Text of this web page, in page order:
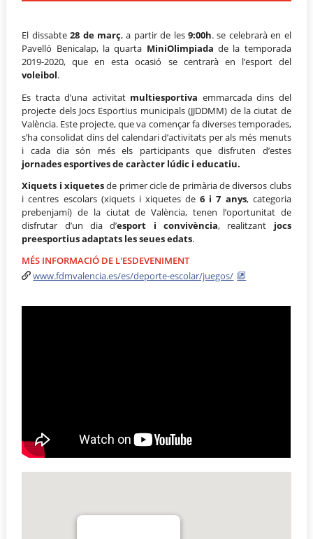
El dissabte28 de març, a partir de les9:00h. se celebrarà en el
Pavelló Benicalap, la quarta MiniOlimpiada de la temporada
2019-2020, que en esta ocasió se centrarà en l’esport del
voleibol.
Es tracta d’una activitat multiesportiva emmarcada dins del
projecte dels Jocs Esportius municipals (JJDDMM) de la ciutat de
València. Este projecte, que va començar fa diverses temporades,
s’ha consolidat dins del calendari d’activitats per als més menuts
i cada dia són més els participants que disfruten d’estes
jornades esportives de caràcter lúdic i educatiu.
Xiquets i xiquetesde primer cicle de primària de diversos clubs
i centres escolars (xiquets i xiquetes de6 i 7 anys, categoria
prebenjamí) de la ciutat de València, tenen l’oportunitat de
disfrutar d’un dia d’esport i convivència, realitzant jocs
preesportius adaptats les seues edats.
MÉS INFORMACIÓ DE L'ESDEVENIMENT
www.fdmvalencia.es/es/deporte-escolar/juegos/